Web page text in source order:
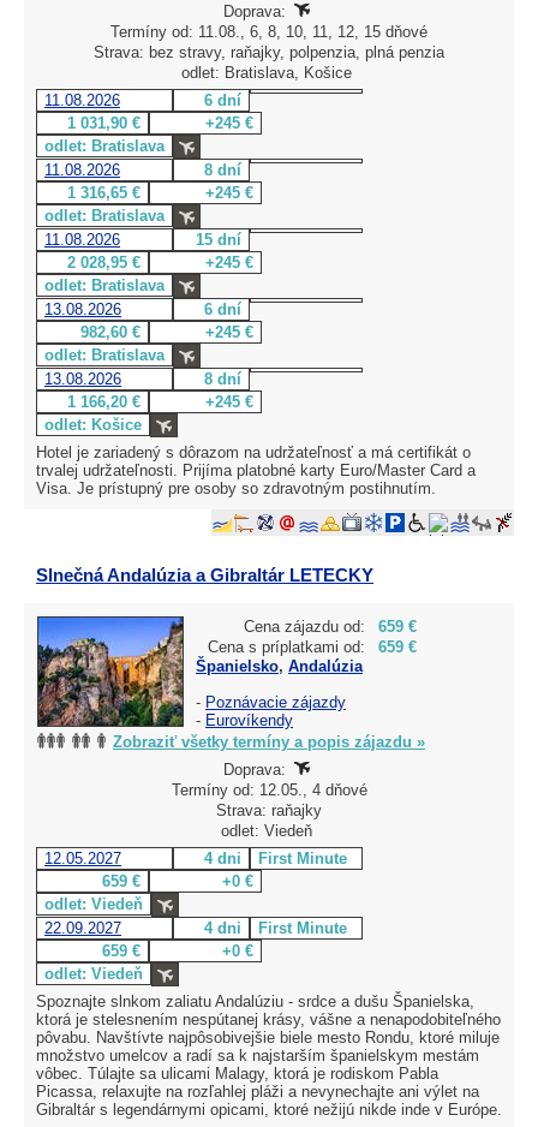
Doprava:
Termíny od: 11.08., 6, 8, 10, 11, 12, 15 dňové
Strava: bez stravy, raňajky, polpenzia, plná penzia
odlet: Bratislava, Košice
11.08.2026
6 dní
1 031,90 €
+245 €
odlet: Bratislava
11.08.2026
8 dní
1 316,65 €
+245 €
odlet: Bratislava
11.08.2026
15 dní
2 028,95 €
+245 €
odlet: Bratislava
13.08.2026
6 dní
982,60 €
+245 €
odlet: Bratislava
13.08.2026
8 dní
1 166,20 €
+245 €
odlet: Košice
Hotel je zariadený s dôrazom na udržateľnosť a má certifikát o
trvalej udržateľnosti. Prijíma platobné karty Euro/Master Card a
Visa. Je prístupný pre osoby so zdravotným postihnutím.
Slnečná Andalúzia a Gibraltár LETECKY
Cena zájazdu od:
659 €
Cena s príplatkami od:
659 €
Španielsko, Andalúzia
- Poznávacie zájazdy
- Eurovíkendy
Zobraziť všetky termíny a popis zájazdu »
Doprava:
Termíny od: 12.05., 4 dňové
Strava: raňajky
odlet: Viedeň
12.05.2027
4 dni
First Minute
659 €
+0 €
odlet: Viedeň
22.09.2027
4 dni
First Minute
659 €
+0 €
odlet: Viedeň
Spoznajte slnkom zaliatu Andalúziu - srdce a dušu Španielska,
ktorá je stelesnením nespútanej krásy, vášne a nenapodobiteľného
pôvabu. Navštívte najpôsobivejšie biele mesto Rondu, ktoré miluje
množstvo umelcov a radí sa k najstarším španielskym mestám
vôbec. Túlajte sa ulicami Malagy, ktorá je rodiskom Pabla
Picassa, relaxujte na rozľahlej pláži a nevynechajte ani výlet na
Gibraltár s legendárnymi opicami, ktoré nežijú nikde inde v Európe.